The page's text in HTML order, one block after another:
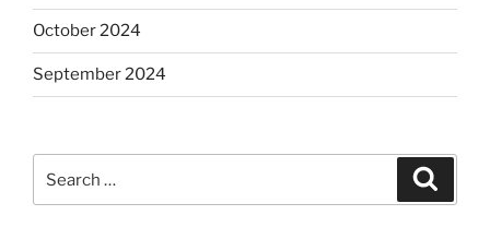
October 2024
September 2024
for: